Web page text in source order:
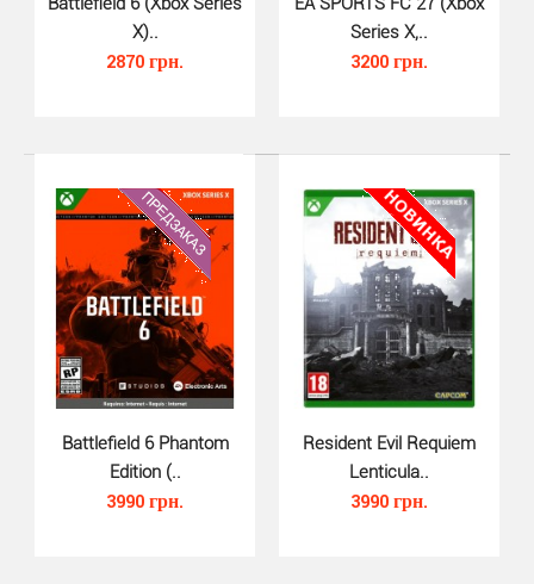
S.T.A.L.K.E.R. 2 Limited Editio..
2850 грн.
S.T.A.L.K.E.R. 2 Limited Edition для Xbox Series X -
X)..
2870 грн.
Series X,..
3200 грн.
Battlefield 6 Phantom
Edition (..
3990 грн.
Resident Evil Requiem
Lenticula..
3990 грн.